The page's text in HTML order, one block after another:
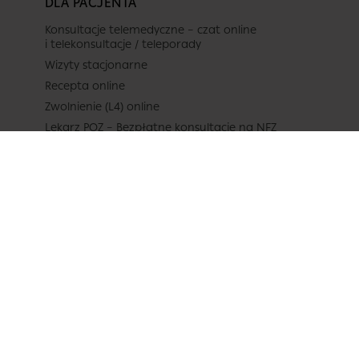
Konsultacje telemedyczne – czat online
i telekonsultacje / teleporady
Wizyty stacjonarne
Recepta online
Zwolnienie (L4) online
Lekarz POZ – Bezpłatne konsultacje na NFZ